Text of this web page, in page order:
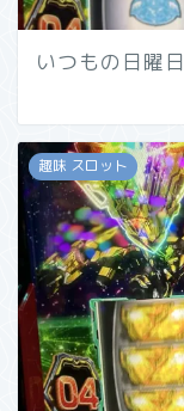
いつもの日曜日
趣味 スロット